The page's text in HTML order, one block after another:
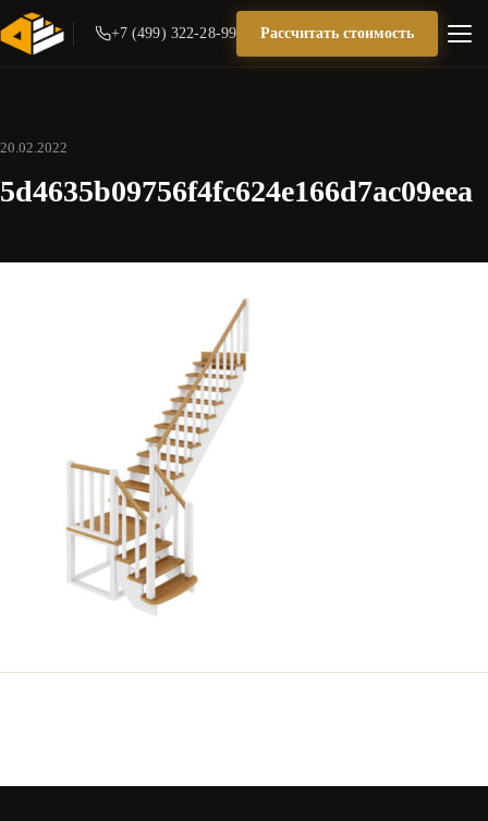
+7 (499) 322-28-99 Рассчитать стоимость
20.02.2022
5d4635b09756f4fc624e166d7ac09eea